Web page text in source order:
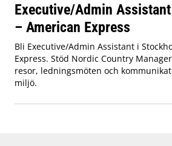
Executive/Admin
– American Express
Bli Executive/Admin Assistant i
Express. Stöd Nordic Country
resor, ledningsmöten och
miljö.